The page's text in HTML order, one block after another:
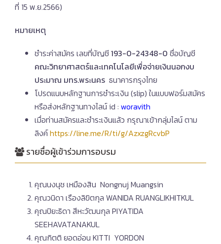
ที่ 15 พ.ย.2566)
หมายเหตุ
ชำระค่าสมัคร เลขที่บัญชี193-0-24348-0 ชื่อบัญชี
คณะวิทยาศาสตร์และเทคโนโลยีเพื่อจ่ายเงินนอกงบ
ประมาณ มทร.พระนคร ธนาคารกรุงไทย
โปรดแนบหลักฐานการชำระเงิน (slip) ในแบบฟอร์มสมัคร
หรือส่งหลักฐานทางไลน์ id : woravith
เมื่อท่านสมัครและชำระเงินแล้ว กรุณาเข้ากลุ่มไลน์ ตาม
ลิงค์https://line.me/R/ti/g/AzxzgRcvbP
รายชื่อผู้เข้าร่วมการอบรม
คุณนงนุช เหมืองสิน Nongnuj Muangsin
คุณวนิดา เรืองลิขิตกุล WANIDA RUANGLIKHITKUL
คุณปิยะธิดา สีหะวัฒนกุล PIYATIDA
SEEHAVATANAKUL
คุณกิตติ​ ยอดอ่อน KITTI YORDON